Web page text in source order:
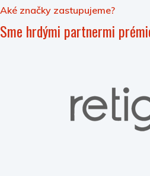
Aké značky zastupujeme?
Sme hrdými partnermi